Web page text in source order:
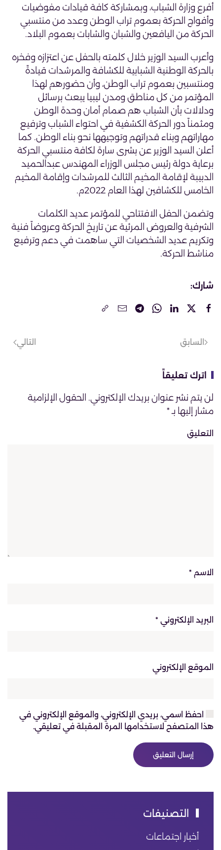
أفرع وزارة الشباب، وبمشاركة كافة قيادات مفوضيات
وأفواج الحركة بعموم تراب الوطن وعدد من منتسبي
الحركة من اليافعين والشبان والشابات بعموم البلاد.
وأعرب السيد الوزير خلال كلمته بالحفل عن اعتزازه وفخره
بالحركة الوطنية الشبابية للكشافة والمرشدات قيادةً
ومنتسبين بعموم تراب الوطن، وأن حضورهم لهذا
المؤتمر من كل مناطق ومدن ليبيا يبعث برسائل
ودلالات بأن الشباب هم صمام أمان وحدة الوطن
ومثمناً دور الحركة الكشفية في احتواء الشباب وترفيع
مهاراتهم وبناء قدراتهم وتوجيهها نحو بناء الوطن. كما
أعلن السيد الوزير عن بشرى سارة لكافة منتسبي الحركة
برعاية دولة رئيس مجلس الوزراء المهندس عبدالحميد
الدبيبة لإقامة المخيم الثالث للمرشدات وإقامة المخيم
الخامس للكشافين لهذا العام 2022م.
وتضمن الحفل الافتتاحي للمؤتمر عديد الكلمات
الشرفية والعروض المرئية عن تاريخ الحركة وعروضاً فنية
وتكريم عديد الشخصيات التي ساهمت في دعم وترفيع
مناشط الحركة.
شارك:
السابق التالي
اترك تعليقاً
لن يتم نشر عنوان بريدك الإلكتروني. الحقول الإلزامية
مشار إليها بـ*
التعليق
الاسم *
البريد الإلكتروني *
الموقع الإلكتروني
احفظ اسمي، بريدي الإلكتروني، والموقع الإلكتروني في
هذا المتصفح لاستخدامها المرة المقبلة في تعليقي.
إرسال التعليق
التصنيفات
أخبار اجتماعات